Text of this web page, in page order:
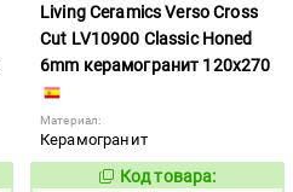
Living Ceramics Verso Cross
Cut LV10900 Classic Honed
6mm керамогранит 120x270
Материал:
Керамогранит
1108528
Код товара: